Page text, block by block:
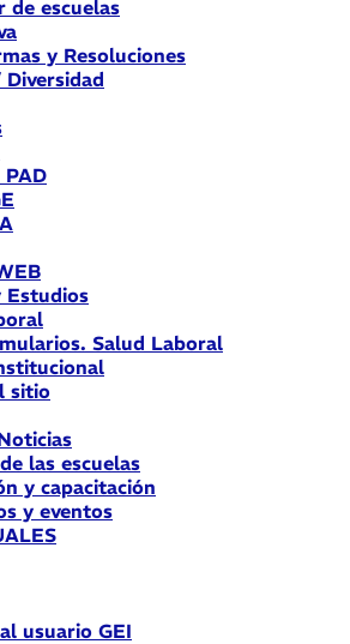
de escuelas
y Resoluciones
PAD
Salud Laboral
sitio
las escuelas
y capacitación
y eventos
usuario GEI